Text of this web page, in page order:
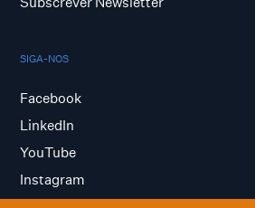
SIGA-NOS
Facebook
LinkedIn
YouTube
Instagram